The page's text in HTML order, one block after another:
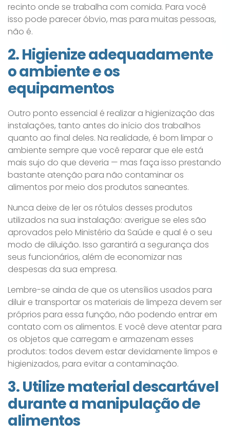
recinto onde se trabalha com comida. Para você
isso pode parecer óbvio, mas para muitas pessoas,
não é.
2. Higienize adequadamente
o ambiente e os
equipamentos
Outro ponto essencial é realizar a higienização das
instalações, tanto antes do início dos trabalhos
quanto ao final deles. Na realidade, é bom limpar o
ambiente sempre que você reparar que ele está
mais sujo do que deveria — mas faça isso prestando
bastante atenção para não contaminar os
alimentos por meio dos produtos saneantes.
Nunca deixe de ler os rótulos desses produtos
utilizados na sua instalação: averigue se eles são
aprovados pelo Ministério da Saúde e qual é o seu
modo de diluição. Isso garantirá a segurança dos
seus funcionários, além de economizar nas
despesas da sua empresa.
Lembre-se ainda de que os utensílios usados para
diluir e transportar os materiais de limpeza devem ser
próprios para essa função, não podendo entrar em
contato com os alimentos. E você deve atentar para
os objetos que carregam e armazenam esses
produtos: todos devem estar devidamente limpos e
higienizados, para evitar a contaminação.
3. Utilize material descartável
durante a manipulação de
alimentos